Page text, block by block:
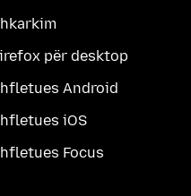
për desktop
Android
iOS
Focus